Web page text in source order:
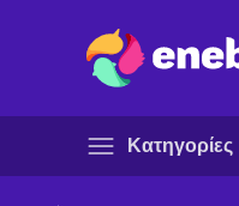
Κατηγορίες